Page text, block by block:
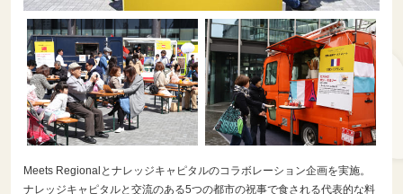
Meets Regionalとナレッジキャピタルのコラボレーション企画を実施。
ナレッジキャピタルと交流のある5つの都市の祝事で食される代表的な料